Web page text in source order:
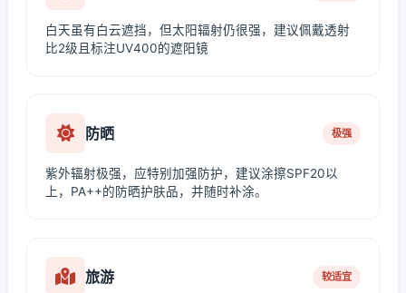
白天虽有白云遮挡，但太阳辐射仍很强，建议佩戴透射
比2级且标注UV400的遮阳镜
防晒 极强
紫外辐射极强，应特别加强防护，建议涂擦SPF20以
上，PA++的防晒护肤品，并随时补涂。
旅游 较适宜